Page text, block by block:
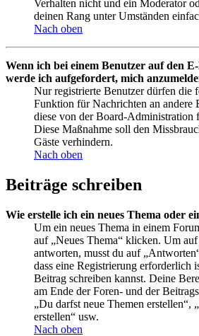
Verhalten nicht und ein Moderator
deinen Rang unter Umständen
Nach oben
Wenn ich bei einem Benutzer auf den
werde ich aufgefordert, mich
Nur registrierte Benutzer dürfen die
Funktion für Nachrichten an andere
diese von der Board-Administration
Diese Maßnahme soll den
Gäste verhindern.
Nach oben
Beiträge schreiben
Wie erstelle ich ein neues Thema oder
Um ein neues Thema in einem
auf „Neues Thema“ klicken. Um
antworten, musst du auf
dass eine Registrierung erforderlich
Beitrag schreiben kannst. Deine
am Ende der Foren- und der
„Du darfst neue Themen erstellen“,
erstellen“ usw.
Nach oben